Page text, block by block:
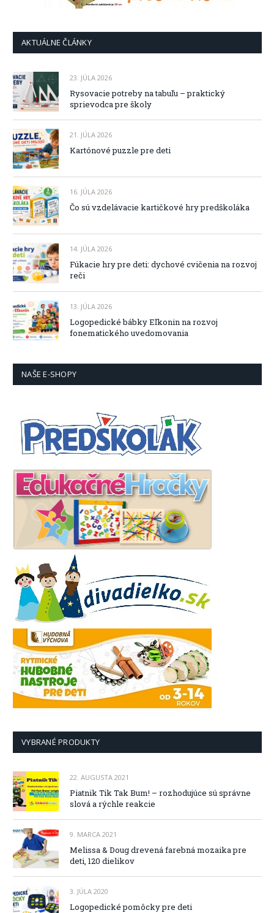
AKTUÁLNE ČLÁNKY
23. JÚLA 2026
Rysovacie potreby na tabuľu – praktický
sprievodca pre školy
21. JÚLA 2026
Kartónové puzzle pre deti
16. JÚLA 2026
Čo sú vzdelávacie kartičkové hry predškoláka
14. JÚLA 2026
Fúkacie hry pre deti: dychové cvičenia na rozvoj
reči
13. JÚLA 2026
Logopedické bábky Eľkonin na rozvoj
fonematického uvedomovania
NAŠE E-SHOPY
VYBRANÉ PRODUKTY
22. AUGUSTA 2021
Piatnik Tik Tak Bum! – rozhodujúce sú správne
slová a rýchle reakcie
9. MARCA 2021
Melissa & Doug drevená farebná mozaika pre
deti, 120 dielikov
3. JÚLA 2020
Logopedické pomôcky pre deti